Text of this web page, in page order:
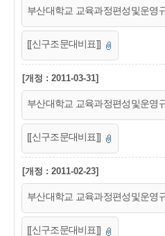
부산대학교 교육과정편성및운영
[[신구조문대비표]]
[개정 : 2011-03-31]
부산대학교 교육과정편성및운영
[[신구조문대비표]]
[개정 : 2011-02-23]
부산대학교 교육과정편성및운영
[[신구조문대비표]]